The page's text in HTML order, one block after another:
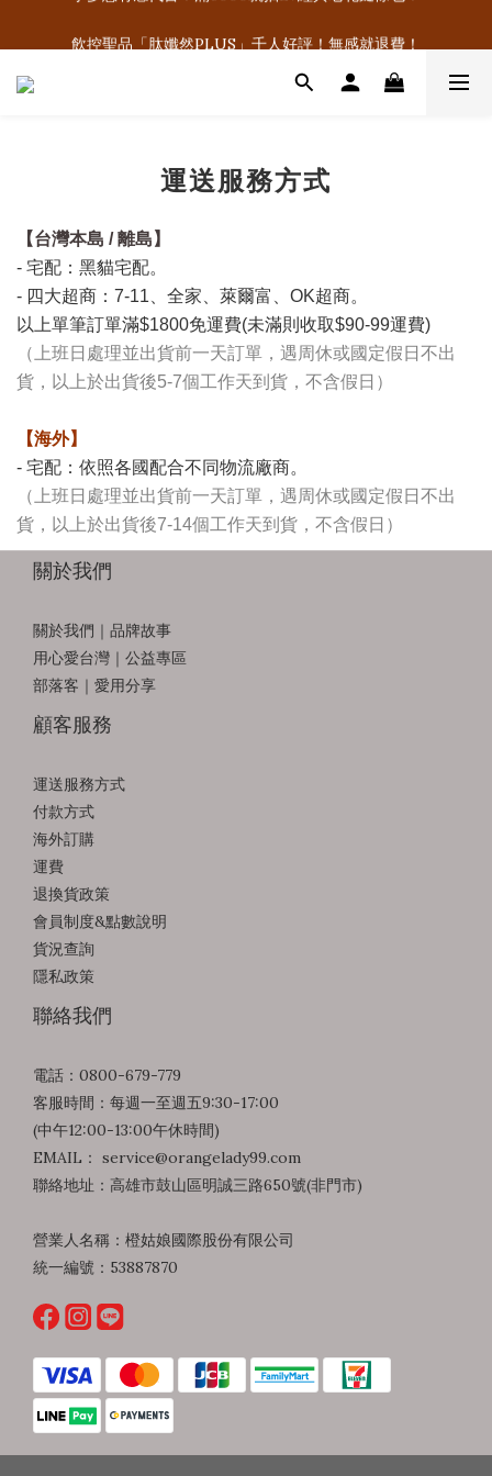
飲控聖品「肽孅然PLUS」千人好評！無感就退費！
運送服務方式
【台灣本島 / 離島】
- 宅配：黑貓宅配。
- 四大超商：7-11、全家、萊爾富、OK超商。
以上單筆訂單滿$1800免運費(未滿則收取$90-99運費)
（上班日處理並出貨前一天訂單，遇周休或國定假日不出
貨，以上於出貨後5-7個工作天到貨，不含假日）
【海外】
- 宅配：依照各國配合不同物流廠商。
（上班日處理並出貨前一天訂單，遇周休或國定假日不出
貨，以上於出貨後7-14個工作天到貨，不含假日）
關於我們
關於我們｜品牌故事
用心愛台灣｜公益專區
部落客｜愛用分享
顧客服務
運送服務方式
付款方式
海外訂購
運費
退換貨政策
會員制度&點數說明
貨況查詢
隱私政策
聯絡我們
電話：0800-679-779
客服時間：每週一至週五9:30-17:00
(中午12:00-13:00午休時間)
EMAIL： service@orangelady99.com
聯絡地址：高雄市鼓山區明誠三路650號(非門市)
營業人名稱：橙姑娘國際股份有限公司
統一編號：53887870